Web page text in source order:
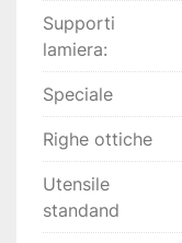
Supporti
lamiera:
Speciale
Righe ottiche
Utensile
standand